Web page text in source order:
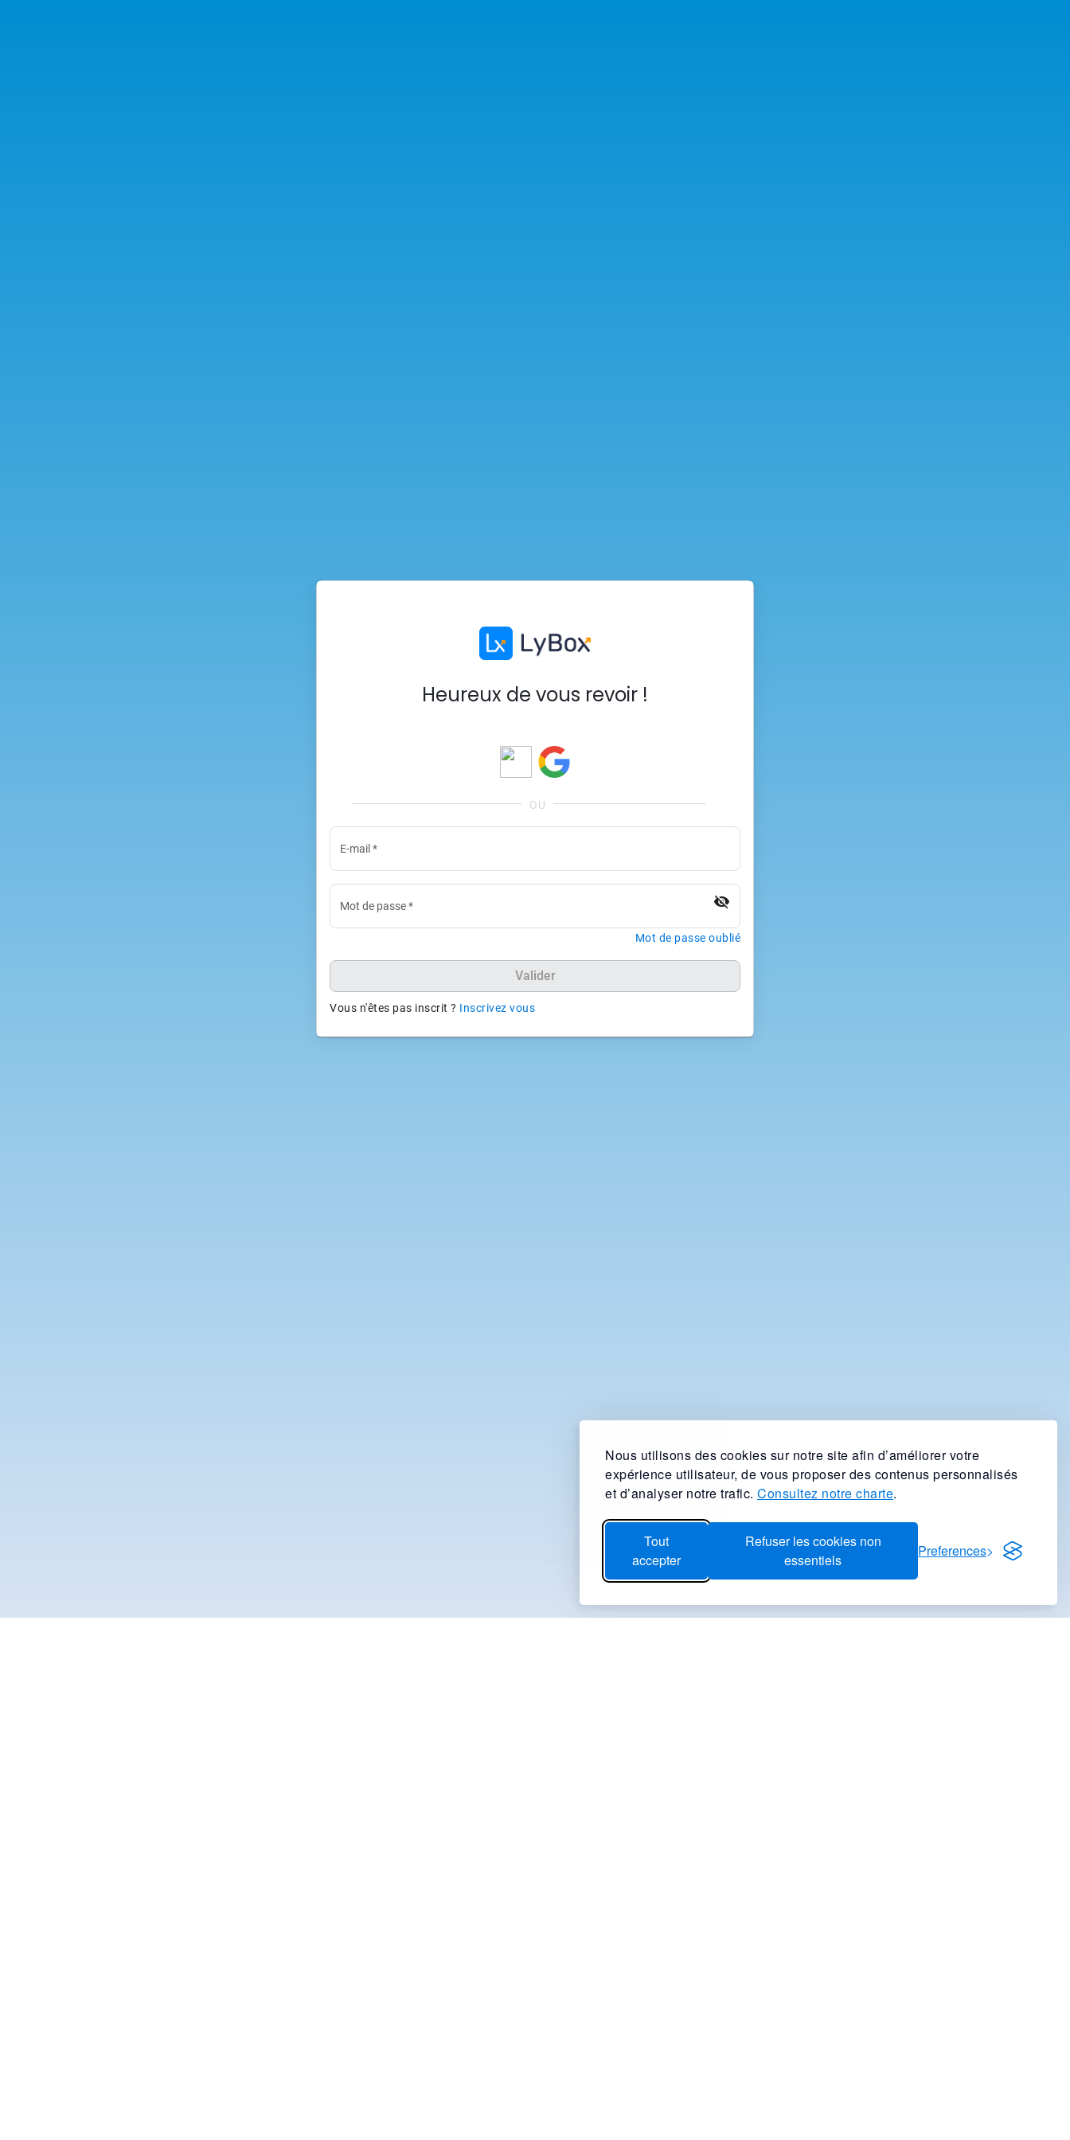
Nous utilisons des cookies sur notre site afin d’améliorer votre
expérience utilisateur, de vous proposer des contenus personnalisés
et d’analyser notre trafic. Consultez notre charte.
Tout
accepter
Refuser les cookies non
essentiels
Preferences
Heureux de vous revoir !
E-mail *
Mot de passe* visibility_off
Mot de passe oublié
Valider
Vous n'êtes pas inscrit ? Inscrivez vous